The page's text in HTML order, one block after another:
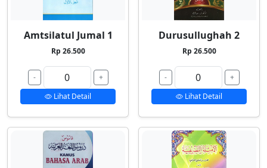
Amtsilatul Jumal 1
Rp 26.500
-
+
Lihat Detail
Durusullughah 2
Rp 26.500
-
+
Lihat Detail